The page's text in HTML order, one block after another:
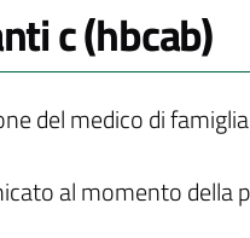
c (hbcab)
del medico di
al momento della